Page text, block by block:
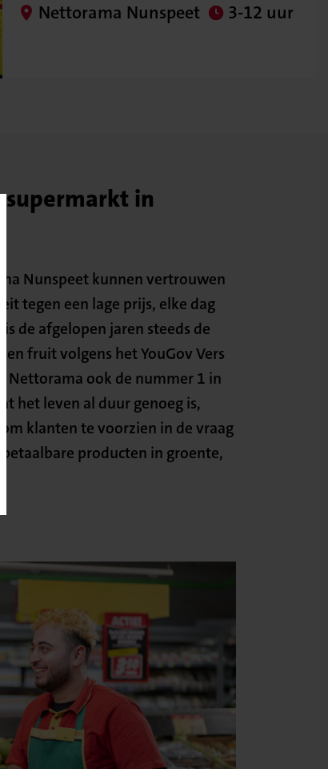
Nettorama Nunspeet 3-12 uur
supermarkt in
Nunspeet kunnen vertrouwen
tegen een lage prijs, elke dag
de afgelopen jaren steeds de
en fruit volgens het YouGov Vers
Nettorama ook de nummer 1 in
het leven al duur genoeg is,
om klanten te voorzien in de vraag
producten in groente,